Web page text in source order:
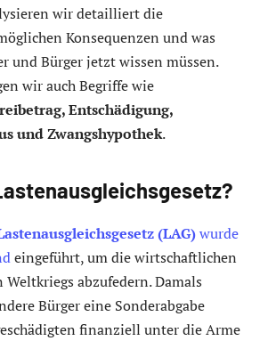
wir detailliert die
Konsequenzen und was
und Bürger jetzt wissen müssen.
wir auch Begriffe wie
Entschädigung,
und Zwangshypothek.
(LAG)wurde
eingeführt, um die wirtschaftlichen
abzufedern. Damals
Bürger eine Sonderabgabe
finanziell unter die Arme